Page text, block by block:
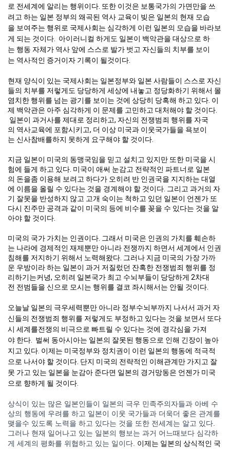
로 전세계에 알리는 행위이다. 또한 이것은 보통국가의 가면만을 쓰
려고 하는 일본 정부의 왜곡된 역사 교육이 빚은 일본의 현재 모습
을 보여주는 행위로 국제사회는 심각하게 이런 일본의 모습을 바라보
게 되는 것이다. 아이러니컬 하게도 일본이 백악관을 대상으로 하
는 행동 자체가 역사 앞에 스스로 발가 벗고 자신들의 치부를 보이
는 역사적인 증거이자 기록이 될것이다.
현재 양식이 있는 국제사회는 일본정부와 일본 사람들이 스스로 자신
들의 치부를 저렇게도 당당하게 세상에 내놓고 정당화하기 위해서 몰
염치한 행위를 넘는 광기를 보이는 것에 상당히 당혹해 하고 있다. 이
제 백악관은 아주 심각하게 이 문제를 고민하고 대처해야 할 것이다.
일본이 과거사를 제대로 정리하고, 자신의 전쟁범죄 행위를 자국
의 역사교육에 포함시키고, 더 이상 미국과 이웃국가들을 욕보이
는 신사참배를하지 못하게 요구해야 할 것이다.
지금 일본이 미국의 동맹국임을 믿고 설치고 있지만 또한 미국을 시
험에 들게 하고 있다. 미국이 애써 눈감고 전략적인 파트너로 일본
의 돈을좀 이용해 보려고 하다가 오히려 반 인권국을 지지하는 대열
에 이름을 올릴 수 있다는 것을 경계해야 할 것이다. 그리고 과거의 자
기 잘못을 반성하지 않고 고개 숙이는 척하고 있던 일본이 언젠가 또
다시 진주만 공격과 같이 미국의 등에 비수를 꽂을 수 있다는 것을 알
아야 할 것이다.
미국의 국가 가치는 인권이다. 그래서 미국은 인권의 가치를 훼손하
는 나라에 경제적인 재제뿐만 아니라 전쟁까지 하면서 세계에서 인권
침해를 저지하기 위해서 노력해왔다. 그러나 지금 미국의 가장 가까
운 우방이라 하는 일본이 과거 저질렀던 잔혹한 전쟁범죄 행위를 정
리하기는커녕, 오히려 일본국가 최고 수뇌부들이 당당하게 2차대
전 전범들을 신으로 모시는 행위를 결코 좌시해서는 안될 것이다.
오늘날 일본의 극우세력뿐만 아니라 정부수뇌부까지 나서서 과거 자
신들의 전쟁범죄 행위를 저렇게도 부정하고 있다는 것을 보면서 또다
시 세계를전쟁의 비극으로 빠트릴 수 있다는 것에 경각심을 가져
야 한다. 벌써 동아시아는 일본의 잘못된 행동으로 인해 긴장이 높아
지고 있다. 이제는 미국정부와 정치권이 이런 일본의 행동에 적극적
으로 나서야 할 것이다. 단지 미국의 전략적인 이해관계만 가지고 잘
못 가고 있는 일본을 눈감아 준다면 일본의 경거망동은 언젠가 미국
으로 향하게 될 것이다.
상식이 있는 많은 일본인들이 일본의 극우 민족주의자들과 아베 수
상의 행동에 우려를 하고 일본이 이웃 국가들과 더욱더 좋은 관계를
맺을수 있도록 노력을 하고 있다는 것을 또한 전세계는 알고 있다.
그러나 현재 일어나고 있는 일본의 행보는 과거 어느때보다 심각하
게 세계의 평화를 위협하고 있는 일이다. 이제는 일본의 상식적인 국